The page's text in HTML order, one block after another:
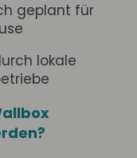
geplant für
lokale